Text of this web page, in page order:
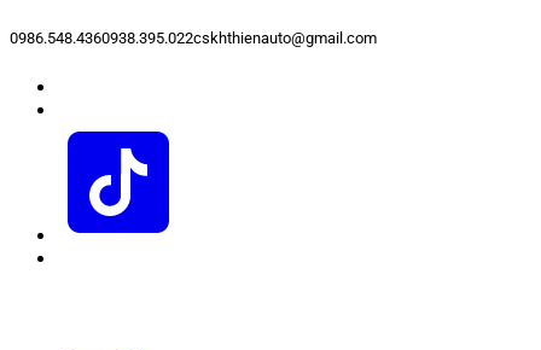
0986.548.4360938.395.022cskhthienauto@gmail.com